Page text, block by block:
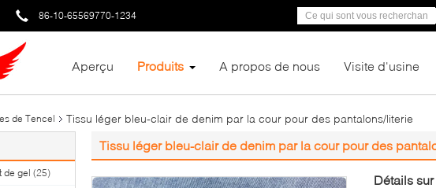
86-10-65569770-1234
Aperçu Produits A propos de nous Visite d'usine
de Tencel Tissu léger bleu-clair de denim par la cour pour des pantalons/literie
de gel (25)
Tissu léger bleu-clair de denim par la cour pour des
Détails